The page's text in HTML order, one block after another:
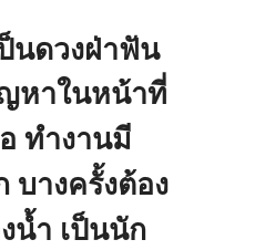
นดวงฝ่าฟัน
หาในหน้าที่
ทำงานมี
บางครั้งต้อง
น้ำ เป็นนัก